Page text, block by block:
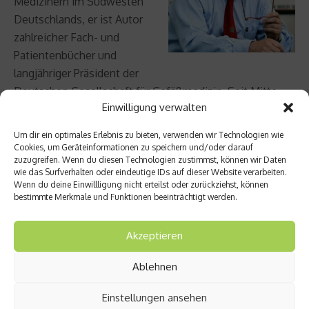
Einwilligung verwalten
Um dir ein optimales Erlebnis zu bieten, verwenden wir Technologien wie
Cookies, um Geräteinformationen zu speichern und/oder darauf
zuzugreifen. Wenn du diesen Technologien zustimmst, können wir Daten
wie das Surfverhalten oder eindeutige IDs auf dieser Website verarbeiten.
Wenn du deine Einwillligung nicht erteilst oder zurückziehst, können
bestimmte Merkmale und Funktionen beeinträchtigt werden.
Akzeptieren
Ablehnen
Einstellungen ansehen
Deutschlands, er ist Autor
zahlreicher Fach- und
Patientenbücher und
langjähriger Präsident der
Deutschen Gesellschaft für Gefäßmedizin. Seit Mitte
2014 leitet er als Ärztlicher Direktor die renommierte
zum Nachlesen unterwww.max-grundig-klinik.de
Beitrag teilen
Wie
unges
Nächster Beitrag
Hepati
tis-B-